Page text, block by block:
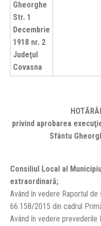
Gheorghe
Str. 1
Decembrie
1918 nr. 2
Judeţul
Covasna
privind aprobarea
Sfântu
Consiliul Local al
extraordinară;
Având în vedere Raportul
66.158/2015 din cadrul
Având în vedere